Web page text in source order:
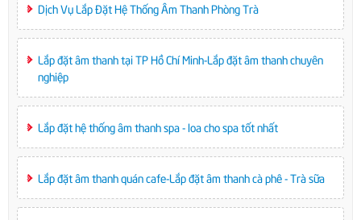
Dịch Vụ Lắp Đặt Hệ Thống Âm Thanh Phòng Trà
Lắp đặt âm thanh tại TP Hồ Chí Minh-Lắp đặt âm thanh chuyên
nghiệp
Lắp đặt hệ thống âm thanh spa - loa cho spa tốt nhất
Lắp đặt âm thanh quán cafe-Lắp đặt âm thanh cà phê - Trà sữa